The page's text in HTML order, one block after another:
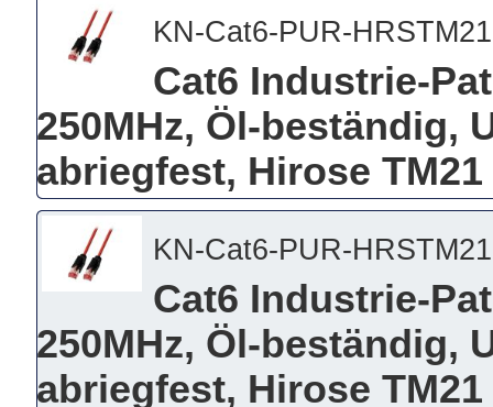
KN-Cat6-PUR-
Cat6 Industrie-
250MHz, Öl-beständig,
abriegfest, Hirose
KN-Cat6-PUR-
Cat6 Industrie-
250MHz, Öl-beständig,
abriegfest, Hirose